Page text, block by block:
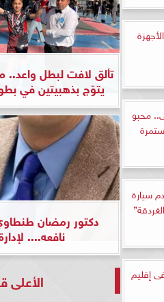
محبو
سيارة
إقليم
تألق لافت لبطل
يتوّج بذهبيتين في
دكتور رمضان
نافعه....
الأعلى